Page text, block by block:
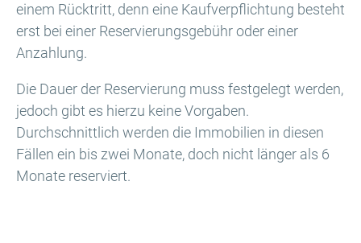
einem Rücktritt, denn eine Kaufverpflichtung besteht
erst bei einer Reservierungsgebühr oder einer
Anzahlung.
Die Dauer der Reservierung muss festgelegt werden,
jedoch gibt es hierzu keine Vorgaben.
Durchschnittlich werden die Immobilien in diesen
Fällen ein bis zwei Monate, doch nicht länger als 6
Monate reserviert.